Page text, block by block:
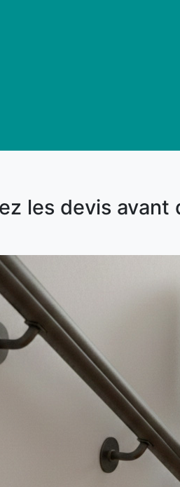
les devis